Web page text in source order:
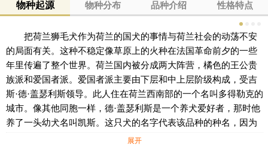
物种起源 物种分布 品种介绍 性格特点
把荷兰狮毛犬作为荷兰的国犬的事情与荷兰社会的动荡不安
的局面有关。这种不稳定像草原上的火种在法国革命前夕的一些
年里传遍了整个世界。荷兰国内被分成两大阵营，橘色的王公贵
族派和爱国者派。爱国者派主要由下层和中上层阶级构成，受吉
斯·德·盖瑟利斯领导。此人住在荷兰西南部的一个名叫多得勒克的
城市。像其他同胞一样，德·盖瑟利斯是一个养犬爱好者，那时他
养了一头幼犬名叫凯斯。这只犬的名字代表该品种的种名，因为
它变成了爱国者派的象征。菏兰狮毛犬出现于数不清的描写有关
展开